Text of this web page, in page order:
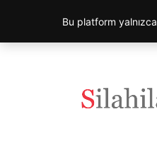
Bu platform yalnızca